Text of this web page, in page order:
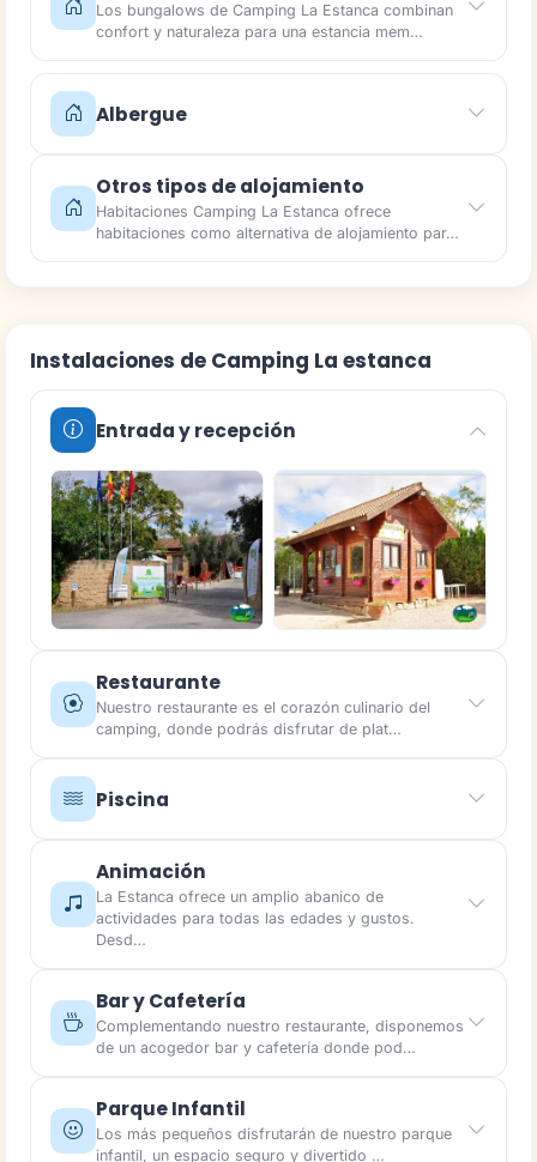
Los bungalows de Camping La Estanca combinan
confort y naturaleza para una estancia mem…
Albergue
Otros tipos de alojamiento
Habitaciones Camping La Estanca ofrece
habitaciones como alternativa de alojamiento par…
Instalaciones de Camping La estanca
Entrada y recepción
Restaurante
Nuestro restaurante es el corazón culinario del
camping, donde podrás disfrutar de plat…
Piscina
Animación
La Estanca ofrece un amplio abanico de
actividades para todas las edades y gustos.
Desd…
Bar y Cafetería
Complementando nuestro restaurante, disponemos
de un acogedor bar y cafetería donde pod…
Parque Infantil
Los más pequeños disfrutarán de nuestro parque
infantil, un espacio seguro y divertido …